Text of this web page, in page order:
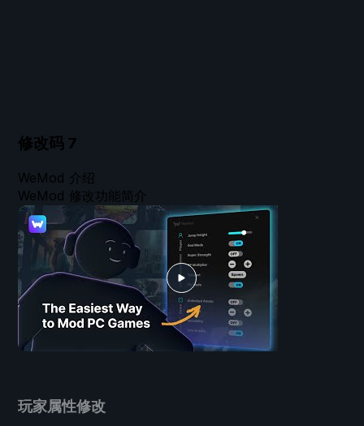
修改码 7
玩家属性修改
WeMod 介绍
WeMod 修改功能简介